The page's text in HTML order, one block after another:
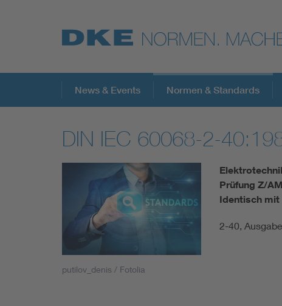
Top-Themen
VDE Fokusthemen
Digital Security
Energy
News & Events Normen & Standards
DIN IEC 60068-2-
putilov_denis / Fotolia
Prüfung Z/
Identisch mit
2-40,